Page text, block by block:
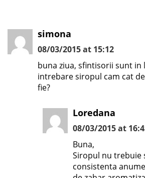
simona
08/03/2015 at 15:12
buna ziua, sfintisorii sunt
intrebare siropul cam cat
fie?
Loredana
08/03/2015 at
Buna,
Siropul nu trebuie
consistenta